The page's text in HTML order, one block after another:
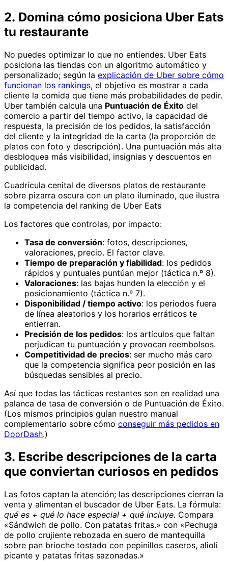
2. Domina cómo posiciona Uber Eats
tu restaurante
No puedes optimizar lo que no entiendes. Uber Eats
posiciona las tiendas con un algoritmo automático y
personalizado; según la explicación de Uber sobre cómo
funcionan los rankings, el objetivo es mostrar a cada
cliente la comida que tiene más probabilidades de pedir.
Uber también calcula una Puntuación de Éxito del
comercio a partir del tiempo activo, la capacidad de
respuesta, la precisión de los pedidos, la satisfacción
del cliente y la integridad de la carta (la proporción de
platos con foto y descripción). Una puntuación más alta
desbloquea más visibilidad, insignias y descuentos en
publicidad.
Cuadrícula cenital de diversos platos de restaurante
sobre pizarra oscura con un plato iluminado, que ilustra
la competencia del ranking de Uber Eats
Los factores que controlas, por impacto:
Tasa de conversión: fotos, descripciones,
valoraciones, precio. El factor clave.
Tiempo de preparación y fiabilidad: los pedidos
rápidos y puntuales puntúan mejor (táctica n.º 8).
Valoraciones: las bajas hunden la elección y el
posicionamiento (táctica n.º 7).
Disponibilidad / tiempo activo: los periodos fuera
de línea aleatorios y los horarios erráticos te
entierran.
Precisión de los pedidos: los artículos que faltan
perjudican tu puntuación y provocan reembolsos.
Competitividad de precios: ser mucho más caro
que la competencia significa peor posición en las
búsquedas sensibles al precio.
Así que todas las tácticas restantes son en realidad una
palanca de tasa de conversión o de Puntuación de Éxito.
(Los mismos principios guían nuestro manual
complementario sobre cómo conseguir más pedidos en
DoorDash.)
3. Escribe descripciones de la carta
que conviertan curiosos en pedidos
Las fotos captan la atención; las descripciones cierran la
venta y alimentan el buscador de Uber Eats. La fórmula:
qué es + qué lo hace especial + qué incluye. Compara
«Sándwich de pollo. Con patatas fritas.» con «Pechuga
de pollo crujiente rebozada en suero de mantequilla
sobre pan brioche tostado con pepinillos caseros, alioli
picante y patatas fritas sazonadas.»